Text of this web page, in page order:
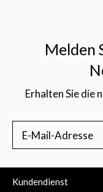
Melden
Erhalten Sie die
Kundendienst